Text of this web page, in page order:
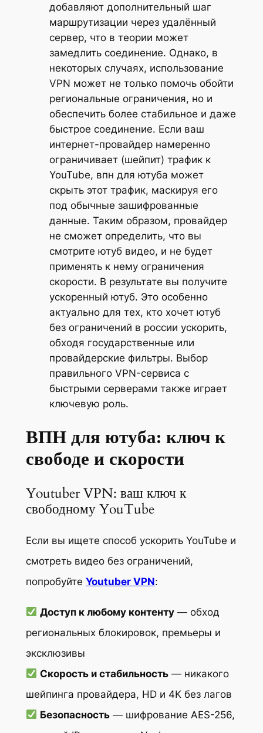
добавляют дополнительный шаг
маршрутизации через удалённый
сервер, что в теории может
замедлить соединение. Однако, в
некоторых случаях, использование
VPN может не только помочь обойти
региональные ограничения, но и
обеспечить более стабильное и даже
быстрое соединение. Если ваш
интернет-провайдер намеренно
ограничивает (шейпит) трафик к
YouTube, впн для ютуба может
скрыть этот трафик, маскируя его
под обычные зашифрованные
данные. Таким образом, провайдер
не сможет определить, что вы
смотрите ютуб видео, и не будет
применять к нему ограничения
скорости. В результате вы получите
ускоренный ютуб. Это особенно
актуально для тех, кто хочет ютуб
без ограничений в россии ускорить,
обходя государственные или
провайдерские фильтры. Выбор
правильного VPN-сервиса с
быстрыми серверами также играет
ключевую роль.
ВПН для ютуба: ключ к
свободе и скорости
Youtuber VPN: ваш ключ к
свободному YouTube
Если вы ищете способ ускорить YouTube и
смотреть видео без ограничений,
попробуйте Youtuber VPN:
Доступ к любому контенту— обход
региональных блокировок, премьеры и
эксклюзивы
Скорость и стабильность— никакого
шейпинга провайдера, HD и 4K без лагов
Безопасность— шифрование AES-256,